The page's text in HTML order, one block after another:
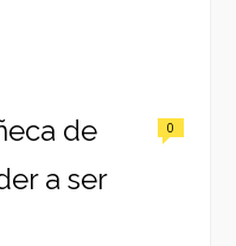
de
a ser
0